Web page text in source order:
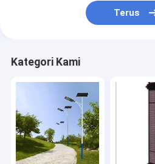
Terus
Kategori Kami